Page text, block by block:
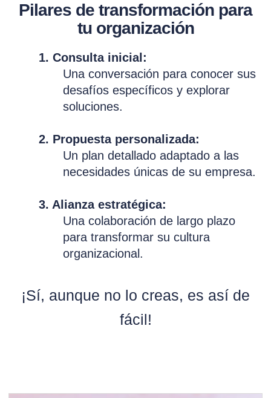
Pilares de transformación para
tu organización
1. Consulta inicial:
Una conversación para conocer sus
desafíos específicos y explorar
soluciones.
2. Propuesta personalizada:
Un plan detallado adaptado a las
necesidades únicas de su empresa.
3. Alianza estratégica:
Una colaboración de largo plazo
para transformar su cultura
organizacional.
¡Sí, aunque no lo creas, es así de
fácil!